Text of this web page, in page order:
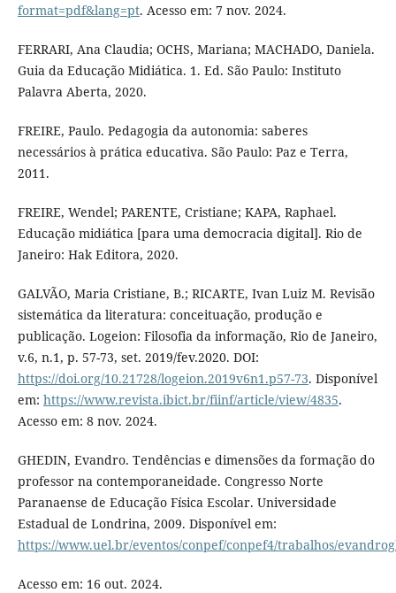
format=pdf&lang=pt. Acesso em: 7 nov. 2024.
FERRARI, Ana Claudia; OCHS, Mariana; MACHADO, Daniela.
Guia da Educação Midiática. 1. Ed. São Paulo: Instituto
Palavra Aberta, 2020.
FREIRE, Paulo. Pedagogia da autonomia: saberes
necessários à prática educativa. São Paulo: Paz e Terra,
2011.
FREIRE, Wendel; PARENTE, Cristiane; KAPA, Raphael.
Educação midiática [para uma democracia digital]. Rio de
Janeiro: Hak Editora, 2020.
GALVÃO, Maria Cristiane, B.; RICARTE, Ivan Luiz M. Revisão
sistemática da literatura: conceituação, produção e
publicação. Logeion: Filosofia da informação, Rio de Janeiro,
v.6, n.1, p. 57-73, set. 2019/fev.2020. DOI:
https://doi.org/10.21728/logeion.2019v6n1.p57-73. Disponível
em: https://www.revista.ibict.br/fiinf/article/view/4835.
Acesso em: 8 nov. 2024.
GHEDIN, Evandro. Tendências e dimensões da formação do
professor na contemporaneidade. Congresso Norte
Paranaense de Educação Física Escolar. Universidade
Estadual de Londrina, 2009. Disponível em:
https://www.uel.br/eventos/conpef/conpef4/trabalhos/
Acesso em: 16 out. 2024.